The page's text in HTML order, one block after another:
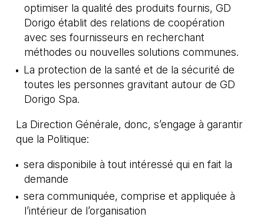
optimiser la qualité des produits fournis, GD
Dorigo établit des relations de coopération
avec ses fournisseurs en recherchant
méthodes ou nouvelles solutions communes.
La protection de la santé et de la sécurité de
toutes les personnes gravitant autour de GD
Dorigo Spa.
La Direction Générale, donc, s’engage à garantir
que la Politique:
sera disponibile à tout intéressé qui en fait la
demande
sera communiquée, comprise et appliquée à
l’intérieur de l’organisation